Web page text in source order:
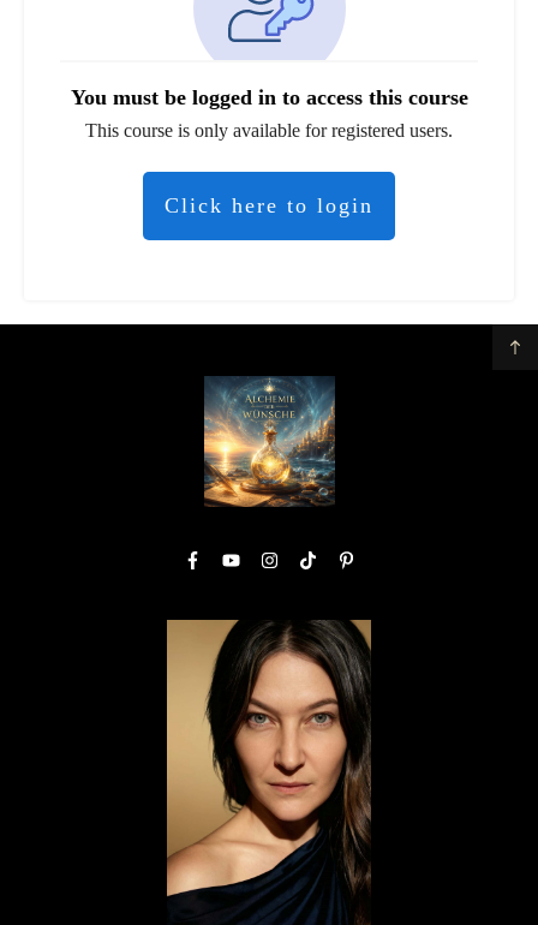
You must be logged in to access this course
This course is only available for registered users.
Click here to login